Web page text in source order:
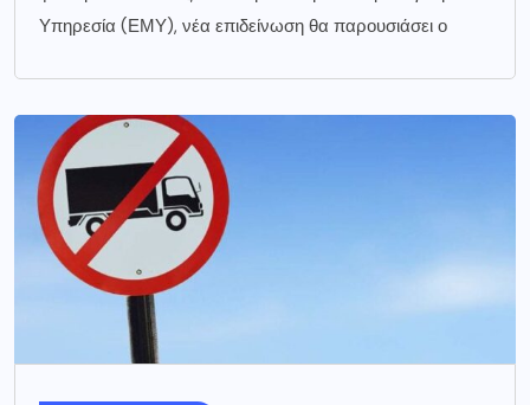
Υπηρεσία (ΕΜΥ), νέα επιδείνωση θα παρουσιάσει ο